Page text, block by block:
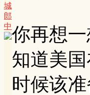
城
郎
中你再想
知道美
时候该